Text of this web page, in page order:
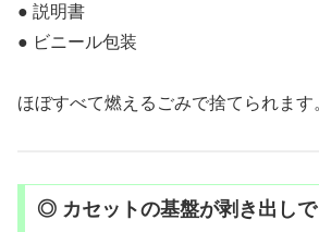
● 説明書
● ビニール包装
ほぼすべて燃えるごみで捨てられます
◎ カセットの基盤が剥き出し